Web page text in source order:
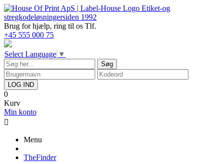
Etiket-og
stregkodeløsningersiden 1992
Brug for hjælp, ring til os Tlf.
+45 555 000 75
Select Language ▼
Søg
LOG IND
0
Kurv
Min konto

Menu
TheFinder